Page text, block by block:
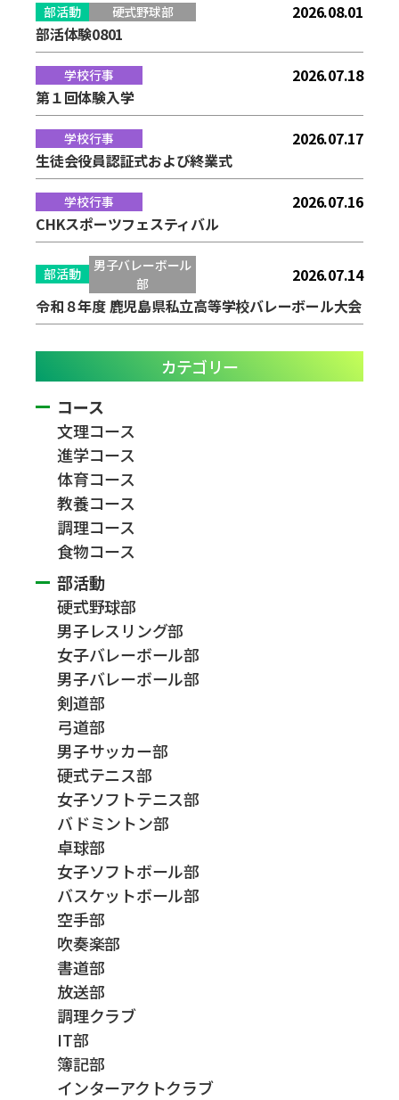
部活動 硬式野球部
2026.08.01
部活体験0801
学校行事
2026.07.18
第１回体験入学
学校行事
2026.07.17
生徒会役員認証式および終業式
学校行事
2026.07.16
CHKスポーツフェスティバル
部活動
男子バレーボール
部
2026.07.14
令和８年度 鹿児島県私立高等学校バレーボール大会
カテゴリー
コース
文理コース
進学コース
体育コース
教養コース
調理コース
食物コース
部活動
硬式野球部
男子レスリング部
女子バレーボール部
男子バレーボール部
剣道部
弓道部
男子サッカー部
硬式テニス部
女子ソフトテニス部
バドミントン部
卓球部
女子ソフトボール部
バスケットボール部
空手部
吹奏楽部
書道部
放送部
調理クラブ
IT部
簿記部
インターアクトクラブ